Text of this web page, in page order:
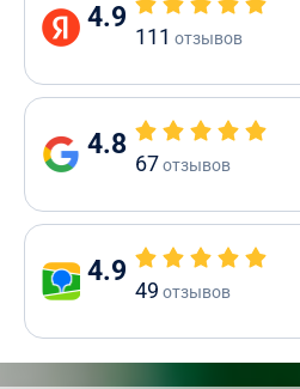
4.9
111 отзывов
4.8
67отзывов
4.9
49 отзывов